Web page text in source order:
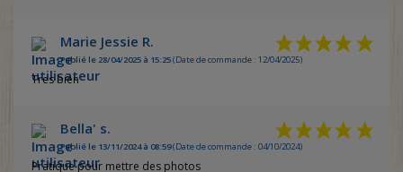
Marie Jessie R.
Publié le 28/04/2025 à 15:25(Date de commande : 12/04/2025)
Tres bien
Bella' s.
Publié le 13/11/2024 à 08:59(Date de commande : 04/10/2024)
Pratique pour mettre des photos